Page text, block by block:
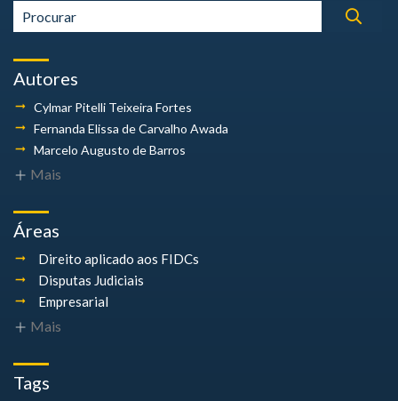
Autores
Cylmar Pitelli Teixeira Fortes
Fernanda Elissa de Carvalho Awada
Marcelo Augusto de Barros
Mais
Áreas
Direito aplicado aos FIDCs
Disputas Judiciais
Empresarial
Mais
Tags